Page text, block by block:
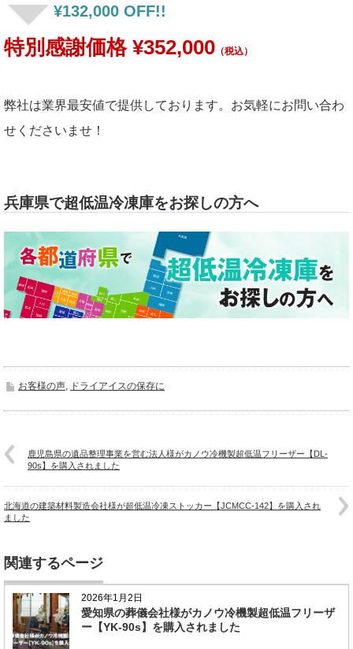
¥132,000 OFF!!
特別感謝価格 ¥352,000 （税込）
弊社は業界最安値で提供しております。お気軽にお問い合わ
せくださいませ！
兵庫県で超低温冷凍庫をお探しの方へ
お客様の声, ドライアイスの保存に
鹿児島県の遺品整理事業を営む法人様がカノウ冷機製超低温フリーザー【DL-
90s】を購入されました
北海道の建築材料製造会社様が超低温冷凍ストッカー【JCMCC-142】を購入され
ました
関連するページ
2026年1月2日
愛知県の葬儀会社様がカノウ冷機製超低温フリーザ
ー【YK-90s】を購入されました